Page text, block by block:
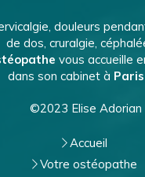
douleurs
de dos, cruralgie,
vous accueille
dans son cabinet à
©2023 Elise Adorian
Accueil
Votre ostéopathe